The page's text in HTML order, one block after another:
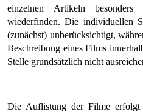
einzelnen Artikeln
wiederfinden. Die individuellen
(zunächst) unberücksichtigt,
Beschreibung eines Films
Stelle grundsätzlich nicht
Die Auflistung der Filme erfolgt